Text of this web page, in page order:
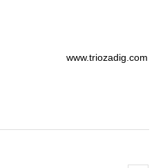
www.triozadig.com